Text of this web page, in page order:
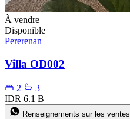
À vendre
Disponible
Pererenan
Villa OD002
2
3
IDR 6.1 B
Renseignements sur les ventes